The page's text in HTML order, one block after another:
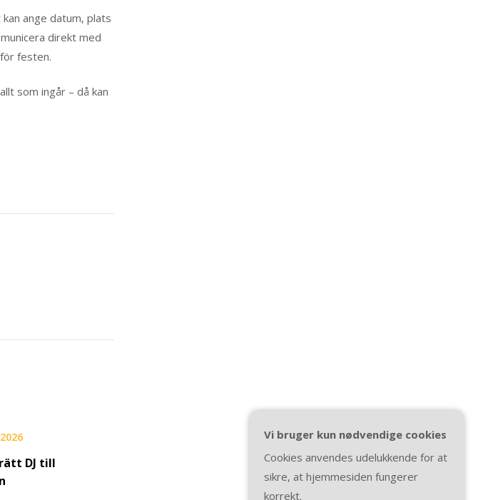
ange datum, plats
direkt med
festen.
som ingår – då kan
DJ till
Vi bruger kun nødvendige cookies
Cookies anvendes udelukkende for at
sikre, at hjemmesiden fungerer
korrekt.